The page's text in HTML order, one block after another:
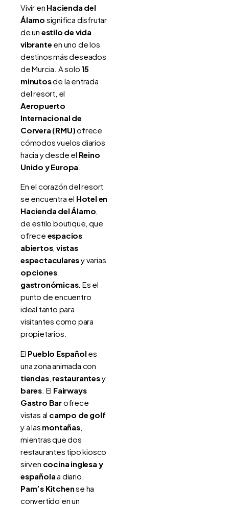
Vivir en Hacienda del
Álamo significa disfrutar
de un estilo de vida
vibrante en uno de los
destinos más deseados
de Murcia. A solo 15
minutosde la entrada
del resort, el
Aeropuerto
Internacional de
Corvera (RMU)ofrece
cómodos vuelos diarios
hacia y desde el Reino
Unido y Europa.
En el corazón del resort
se encuentra el Hotel en
Hacienda del Álamo,
de estilo boutique, que
ofrece espacios
abiertos,vistas
espectacularesy varias
opciones
gastronómicas. Es el
punto de encuentro
ideal tanto para
visitantes como para
propietarios.
El Pueblo Español es
una zona animada con
tiendas, restaurantesy
bares . El Fairways
Gastro Barofrece
vistas al campo de golf
y a las montañas,
mientras que dos
restaurantes tipo kiosco
sirven cocina inglesa y
españolaa diario.
Pam’s Kitchense ha
convertido en un